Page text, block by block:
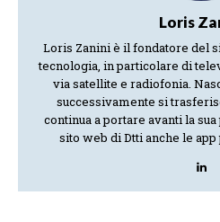
Loris
Loris Zanini è il fondatore del
tecnologia, in particolare di
via satellite e radiofonia.
successivamente si
continua a portare avanti la
sito web di Dtti anche le